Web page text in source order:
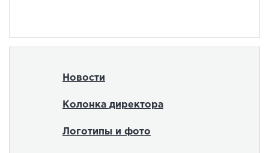
Новости
Колонка директора
Логотипы и фото